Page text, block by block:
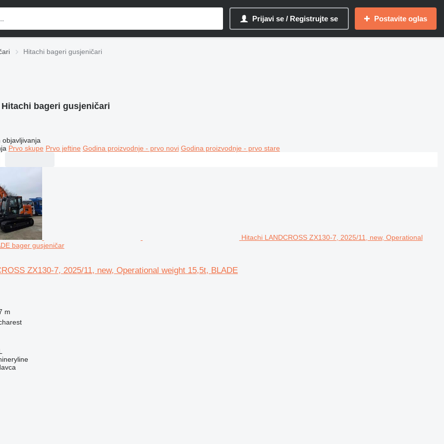
Prijavi se / Registrujte se Postavite oglas
Hitachi bageri gusjeničari
Hitachi bageri gusjeničari
objavljivanja
Prvo skupe Prvo jeftine Godina proizvodnje - prvo novi Godina proizvodnje - prvo stare
Hitachi LANDCROSS ZX130-7, 2025/11, new, Operational
bager gusjeničar
ZX130-7, 2025/11, new, Operational weight 15,5t, BLADE
m